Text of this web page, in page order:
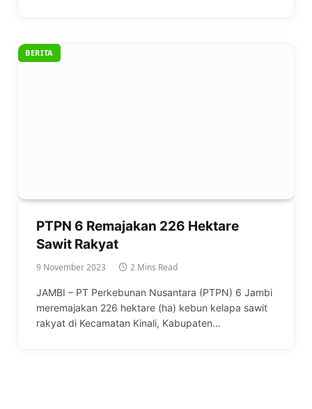
BERITA
PTPN 6 Remajakan 226 Hektare
Sawit Rakyat
9 November 2023 2 Mins Read
JAMBI – PT Perkebunan Nusantara (PTPN) 6 Jambi
meremajakan 226 hektare (ha) kebun kelapa sawit
rakyat di Kecamatan Kinali, Kabupaten…